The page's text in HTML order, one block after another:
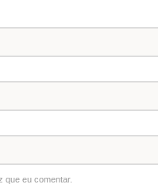
que eu comentar.